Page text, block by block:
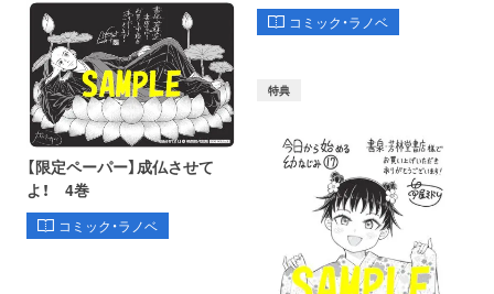
コミック・ラノベ
【限定ペーパー】成仏させて
よ！ 4巻
コミック・ラノベ
特典